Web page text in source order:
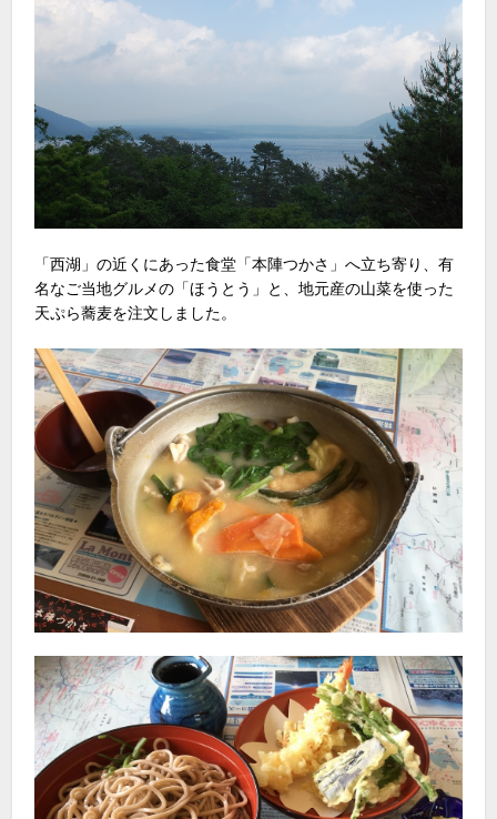
「西湖」の近くにあった食堂「本陣つかさ」へ立ち寄り、有
名なご当地グルメの「ほうとう」と、地元産の山菜を使った
天ぷら蕎麦を注文しました。